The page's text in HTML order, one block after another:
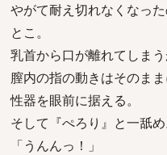
やがて耐え切れなくなっ
とこ。
乳首から口が離れてしまう
膣内の指の動きはそのま
性器を眼前に据える。
そして『ぺろり』と一舐め
「うんんっ！」